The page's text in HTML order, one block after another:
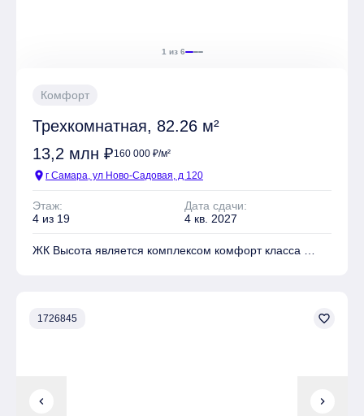
1 из 6
Комфорт
Трехкомнатная, 82.26 м²
13,2 млн ₽160 000 ₽/м²
location_on г Самара, ул Ново-Садовая, д 120
Этаж:
4 из 19
Дата сдачи:
4 кв. 2027
ЖК Высота является комплексом комфорт класса
chevron_left chevron_right
1726845 favorite_border